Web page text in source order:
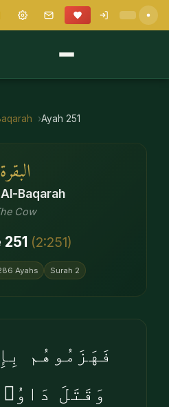
Ayah 251
البقرة
Al-Baqarah
Cow
251 (2:251)
Ayahs Surah 2
فَهَزَمُوهُم
وَقَتَلَ